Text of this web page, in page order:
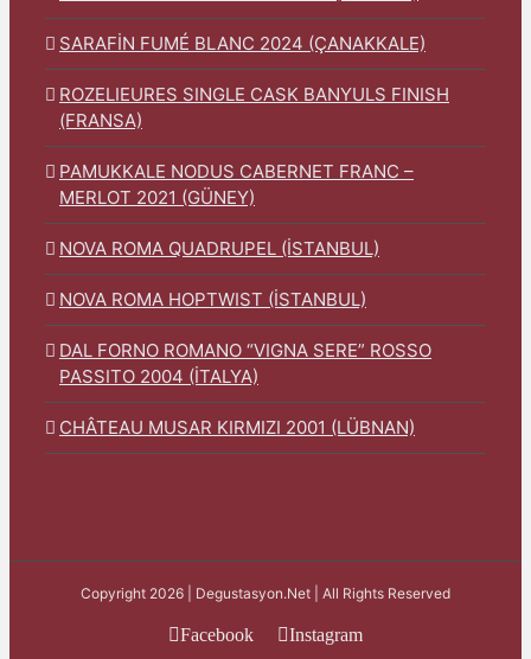
SARAFİN FUMÉ BLANC 2024 (ÇANAKKALE)
ROZELIEURES SINGLE CASK BANYULS FINISH
(FRANSA)
PAMUKKALE NODUS CABERNET FRANC –
MERLOT 2021 (GÜNEY)
NOVA ROMA QUADRUPEL (İSTANBUL)
NOVA ROMA HOPTWIST (İSTANBUL)
DAL FORNO ROMANO “VIGNA SERE” ROSSO
PASSITO 2004 (İTALYA)
CHÂTEAU MUSAR KIRMIZI 2001 (LÜBNAN)
Copyright 2026 | Degustasyon.Net | All Rights Reserved
Facebook Instagram